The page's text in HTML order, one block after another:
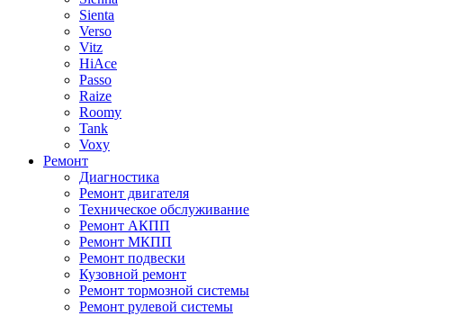
Sienta
Verso
Vitz
HiAce
Passo
Raize
Roomy
Tank
Voxy
Ремонт
Диагностика
Ремонт двигателя
Техническое обслуживание
Ремонт АКПП
Ремонт МКПП
Ремонт подвески
Кузовной ремонт
Ремонт тормозной системы
Ремонт рулевой системы